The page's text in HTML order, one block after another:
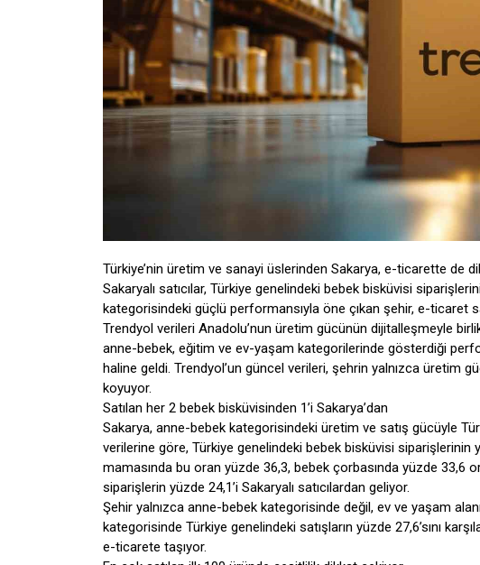
Türkiye’nin üretim ve sanayi üslerinden Sakarya, e-ticarette de
Sakaryalı satıcılar, Türkiye genelindeki bebek bisküvisi
kategorisindeki güçlü performansıyla öne çıkan şehir, e-ticaret
Trendyol verileri Anadolu’nun üretim gücünün dijitalleşmeyle
anne-bebek, eğitim ve ev-yaşam kategorilerinde gösterdiği
haline geldi. Trendyol’un güncel verileri, şehrin yalnızca üretim
koyuyor.
Satılan her 2 bebek bisküvisinden 1’i Sakarya’dan
Sakarya, anne-bebek kategorisindeki üretim ve satış gücüyle
verilerine göre, Türkiye genelindeki bebek bisküvisi siparişlerinin
mamasında bu oran yüzde 36,3, bebek çorbasında yüzde 33,6
siparişlerin yüzde 24,1’i Sakaryalı satıcılardan geliyor.
Şehir yalnızca anne-bebek kategorisinde değil, ev ve yaşam
kategorisinde Türkiye genelindeki satışların yüzde 27,6’sını
e-ticarete taşıyor.